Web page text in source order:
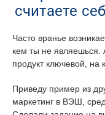
считаете
Часто вранье
кем ты не являешься.
продукт ключевой, на
Приведу пример из
маркетинг в ВЭШ,